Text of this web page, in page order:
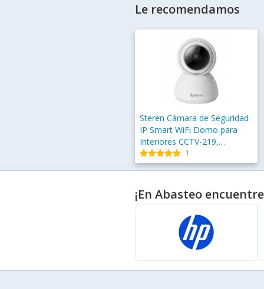
Le recomendamos
Steren Cámara de Seguridad
IP Smart WiFi Domo para
Interiores CCTV-219,
Alámbrico/Inalámbrico,
1920x1080 Full HD,
starstarstarstarstar
starstarstarstarstar 1
¡En Abasteo